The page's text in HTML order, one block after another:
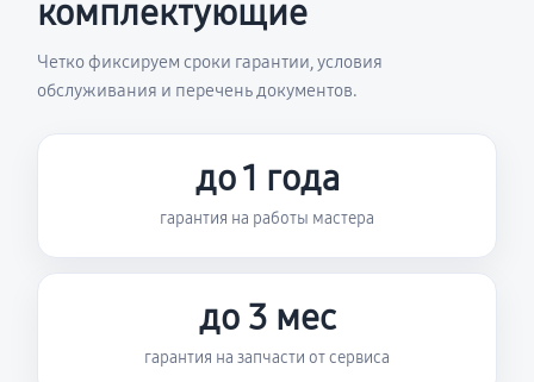
комплектующие
Четко фиксируем сроки гарантии, условия
обслуживания и перечень документов.
до 1 года
гарантия на работы мастера
до 3 мес
гарантия на запчасти от сервиса